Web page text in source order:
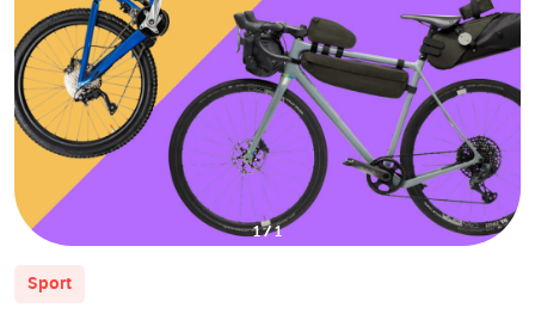
1 / 1
Sport